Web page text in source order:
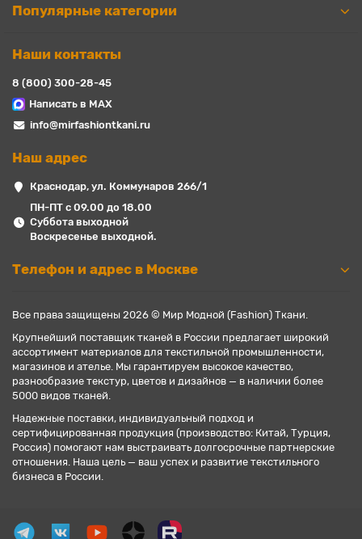
Популярные категории
Наши контакты
8 (800) 300-28-45
Написать в MAX
info@mirfashiontkani.ru
Наш адрес
Краснодар, ул. Коммунаров 266/1
ПН-ПТ с 09.00 до 18.00
Суббота выходной
Воскресенье выходной.
Телефон и адрес в Москве
Все права защищены 2026 © Мир Модной (Fashion) Ткани.
Крупнейший поставщик тканей в России предлагает широкий
ассортимент материалов для текстильной промышленности,
магазинов и ателье. Мы гарантируем высокое качество,
разнообразие текстур, цветов и дизайнов — в наличии более
5000 видов тканей.
Надежные поставки, индивидуальный подход и
сертифицированная продукция (производство: Китай, Турция,
Россия) помогают нам выстраивать долгосрочные партнерские
отношения. Наша цель — ваш успех и развитие текстильного
бизнеса в России.